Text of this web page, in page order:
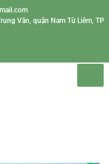
Văn, quận Nam Từ Liêm, TP